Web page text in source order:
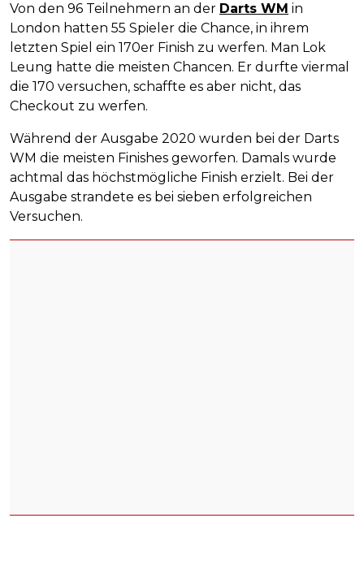
Von den 96 Teilnehmern an der Darts WM in
London hatten 55 Spieler die Chance, in ihrem
letzten Spiel ein 170er Finish zu werfen. Man Lok
Leung hatte die meisten Chancen. Er durfte viermal
die 170 versuchen, schaffte es aber nicht, das
Checkout zu werfen.
Während der Ausgabe 2020 wurden bei der Darts
WM die meisten Finishes geworfen. Damals wurde
achtmal das höchstmögliche Finish erzielt. Bei der
Ausgabe strandete es bei sieben erfolgreichen
Versuchen.